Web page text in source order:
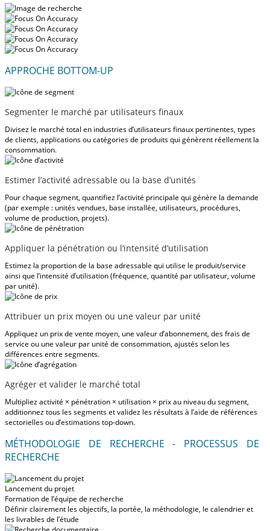
APPROCHE BOTTOM-UP
Segmenter le marché par utilisateurs finaux
Divisez le marché total en industries d’utilisateurs finaux pertinentes, types
de clients, applications ou catégories de produits qui génèrent réellement la
consommation.
Estimer l’activité adressable ou la base d’unités
Pour chaque segment, quantifiez l’activité principale qui génère la demande
(par exemple : unités vendues, base installée, utilisateurs, procédures,
volume de production, projets).
Appliquer la pénétration ou l’intensité d’utilisation
Estimez la proportion de la base adressable qui utilise le produit/service
ainsi que l’intensité d’utilisation (fréquence, quantité par utilisateur, volume
par unité).
Attribuer un prix moyen ou une valeur par unité
Appliquez un prix de vente moyen, une valeur d’abonnement, des frais de
service ou une valeur par unité de consommation, ajustés selon les
différences entre segments.
Agréger et valider le marché total
Multipliez activité × pénétration × utilisation × prix au niveau du segment,
additionnez tous les segments et validez les résultats à l’aide de références
sectorielles ou d’estimations top-down.
MÉTHODOLOGIE DE RECHERCHE - PROCESSUS DE
RECHERCHE
Lancement du projet
Formation de l’équipe de recherche
Définir clairement les objectifs, la portée, la méthodologie, le calendrier et
les livrables de l’étude